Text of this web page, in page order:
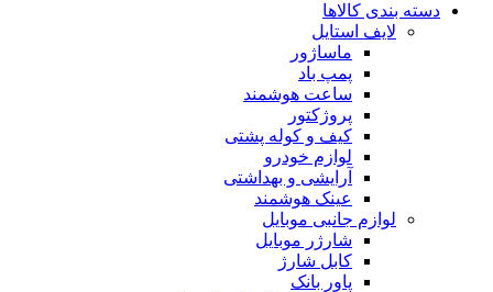
دسته بندی کالاها
لایف استایل
ماساژور
پمپ باد
ساعت هوشمند
پروژکتور
کیف و کوله پشتی
لوازم خودرو
آرایشی و بهداشتی
عینک هوشمند
لوازم جانبی موبایل
شارژر موبایل
کابل شارژ
پاور بانک